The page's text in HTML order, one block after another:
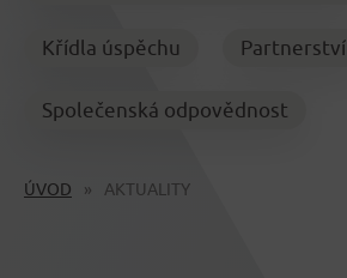
Křídla úspěchu Partnerství
Společenská odpovědnost
ÚVOD AKTUALITY